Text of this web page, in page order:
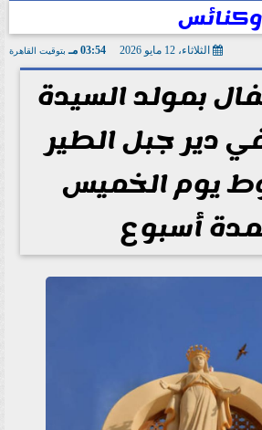
الثلاثاء، 12 مايو 2026 03:54 مـ بتوقيت القاهرة
بمولد السيدة
دير جبل الطير
يوم الخميس
أسبوع